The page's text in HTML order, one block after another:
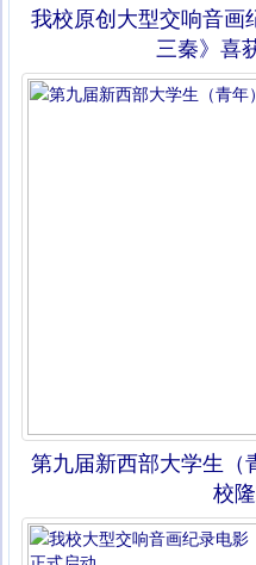
我校原创大型交响音画
三秦》喜
第九届新西部大学生（
校